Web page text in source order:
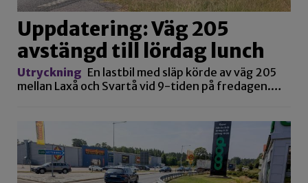
Uppdatering: Väg 205
avstängd till lördag lunch
Utryckning En lastbil med släp körde av väg 205
mellan Laxå och Svartå vid 9-tiden på fredagen.…